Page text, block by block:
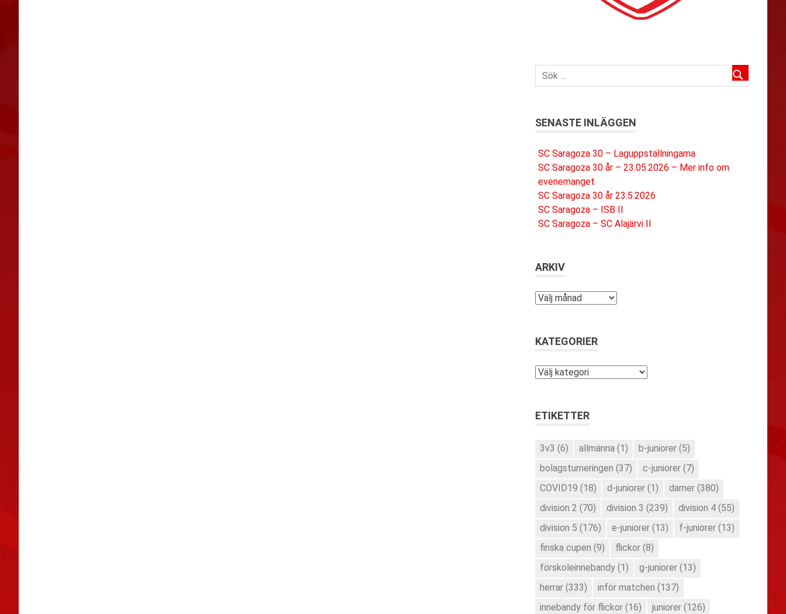
SENASTE INLÄGGEN
SC Saragoza 30 – Laguppställningarna
SC Saragoza 30 år – 23.05.2026 – Mer info om
evenemanget
SC Saragoza 30 år 23.5.2026
SC Saragoza – ISB II
SC Saragoza – SC Alajärvi II
ARKIV
Arkiv
KATEGORIER
Kategorier
ETIKETTER
3v3 (6) allmänna (1) b-juniorer (5)
bolagsturneringen (37) c-juniorer (7)
COVID19 (18) d-juniorer (1) damer (380)
division 2 (70) division 3 (239) division 4 (55)
division 5 (176) e-juniorer (13) f-juniorer (13)
finska cupen (9) flickor (8)
förskoleinnebandy (1) g-juniorer (13)
herrar (333) inför matchen (137)
innebandy för flickor (16) juniorer (126)